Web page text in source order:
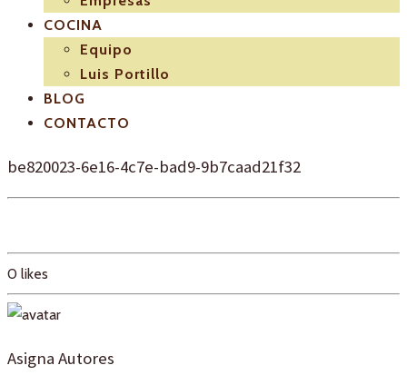
COCINA
Equipo
Luis Portillo
BLOG
CONTACTO
be820023-6e16-4c7e-bad9-9b7caad21f32
0 likes
Asigna Autores